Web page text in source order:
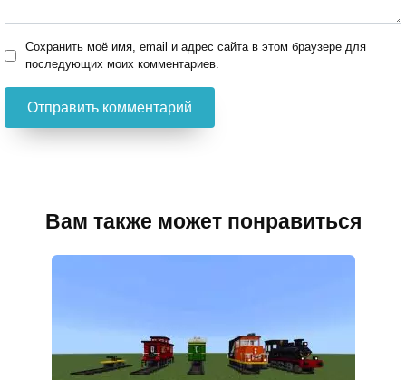
Сохранить моё имя, email и адрес сайта в этом браузере для
последующих моих комментариев.
Вам также может понравиться